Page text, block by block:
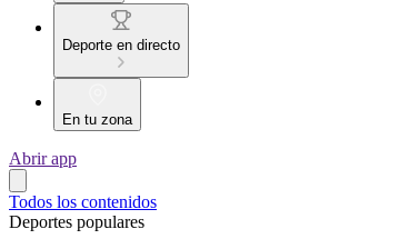
Deporte en directo
En tu zona
Abrir app
Todos los contenidos
Deportes populares